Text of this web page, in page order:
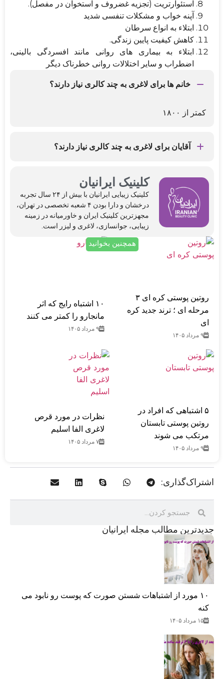
استئوآرتریت (تجزیه غضروف و استخوان در مفصل).
آپنه خواب و مشکلات تنفسی شدید
ابتلاء به انواع سرطان
کاهش کیفیت پایین زندگی.
ابتلاء به بیماری های روانی مانند افسردگی بالینی،
اضطراب و سایر اختلالات روانی خطرناک دیگر
خانم ها برای لاغری به چند کالری نیاز دارند؟
کمتر از ۱۸۰۰
آقایان برای لاغری به چند کالری نیاز دارند؟
کلینیک ایرانیان
کلینیک‌ زیبایی ایرانیان با بیش از ۲۴ سال تجربه
درخشان و دارا بودن ۴ شعبه تخصصی در تهران،
مجهزترین کلینیک ایران و خاورمیانه در زمینه
زیبایی، جوانسازی، لاغری و لیزر است.
همچنین بخوانید
روتین پوستی کره ای ۳
مرحله ای ؛ ترند جدید کره
ای
۹ مرداد ۱۴۰۵
۱۰ اشتباه رایج که اثر
مانجارو را کمتر می کنند
۹ مرداد ۱۴۰۵
۵ اشتباهی که افراد در
روتین پوستی تابستان
مرتکب می‌ شوند
۹ مرداد ۱۴۰۵
نظرات در مورد قرص
لاغری الفا اسلیم
۷ مرداد ۱۴۰۵
اشتراک‌گذاری:
جدید‌ترین مطالب مجله ایرانیان
۱۰ مورد از اشتباهات شستن صورت که پوست رو نابود می
کنه
۱۵ مرداد ۱۴۰۵